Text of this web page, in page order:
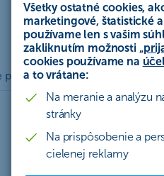
Všetky ostatné cookies,
marketingové, štatistické
používame len s vašim
zakliknutím možnosti „
cookies používame na
a to vrátane:
Na meranie a analýzu
stránky
Na prispôsobenie a
cielenej reklamy
Chcem vedieť viac
poistnej udalosti online